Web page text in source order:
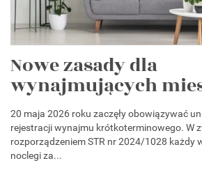
Nowe zasady dla
wynajmujących
20 maja 2026 roku zaczęły obowiązywać
rejestracji wynajmu krótkoterminowego. W
rozporządzeniem STR nr 2024/1028 każdy
noclegi za...